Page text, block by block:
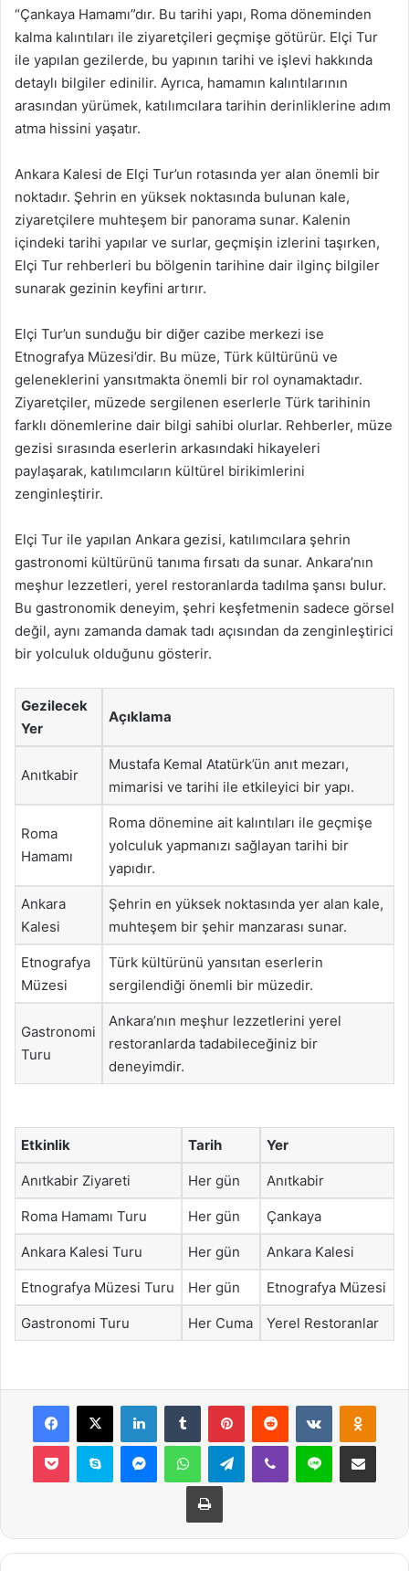
“Çankaya Hamamı”dır. Bu tarihi yapı, Roma döneminden
kalma kalıntıları ile ziyaretçileri geçmişe götürür. Elçi Tur
ile yapılan gezilerde, bu yapının tarihi ve işlevi hakkında
detaylı bilgiler edinilir. Ayrıca, hamamın kalıntılarının
arasından yürümek, katılımcılara tarihin derinliklerine adım
atma hissini yaşatır.
Ankara Kalesi de Elçi Tur’un rotasında yer alan önemli bir
noktadır. Şehrin en yüksek noktasında bulunan kale,
ziyaretçilere muhteşem bir panorama sunar. Kalenin
içindeki tarihi yapılar ve surlar, geçmişin izlerini taşırken,
Elçi Tur rehberleri bu bölgenin tarihine dair ilginç bilgiler
sunarak gezinin keyfini artırır.
Elçi Tur’un sunduğu bir diğer cazibe merkezi ise
Etnografya Müzesi’dir. Bu müze, Türk kültürünü ve
geleneklerini yansıtmakta önemli bir rol oynamaktadır.
Ziyaretçiler, müzede sergilenen eserlerle Türk tarihinin
farklı dönemlerine dair bilgi sahibi olurlar. Rehberler, müze
gezisi sırasında eserlerin arkasındaki hikayeleri
paylaşarak, katılımcıların kültürel birikimlerini
zenginleştirir.
Elçi Tur ile yapılan Ankara gezisi, katılımcılara şehrin
gastronomi kültürünü tanıma fırsatı da sunar. Ankara’nın
meşhur lezzetleri, yerel restoranlarda tadılma şansı bulur.
Bu gastronomik deneyim, şehri keşfetmenin sadece görsel
değil, aynı zamanda damak tadı açısından da zenginleştirici
bir yolculuk olduğunu gösterir.
Gezilecek
Yer
Açıklama
Anıtkabir
Mustafa Kemal Atatürk’ün anıt mezarı,
mimarisi ve tarihi ile etkileyici bir yapı.
Roma
Hamamı
Roma dönemine ait kalıntıları ile geçmişe
yolculuk yapmanızı sağlayan tarihi bir
yapıdır.
Ankara
Kalesi
Şehrin en yüksek noktasında yer alan kale,
muhteşem bir şehir manzarası sunar.
Etnografya
Müzesi
Türk kültürünü yansıtan eserlerin
sergilendiği önemli bir müzedir.
Gastronomi
Turu
Ankara’nın meşhur lezzetlerini yerel
restoranlarda tadabileceğiniz bir
deneyimdir.
Etkinlik Tarih Yer
Anıtkabir Ziyareti Her gün Anıtkabir
Roma Hamamı Turu Her gün Çankaya
Ankara Kalesi Turu Her gün Ankara Kalesi
Etnografya Müzesi Turu Her gün Etnografya Müzesi
Gastronomi Turu Her Cuma Yerel Restoranlar
Facebook
X LinkedInTumblr PinterestReddit VKontakte
Pocket Skype MessengerWhatsAppTelegramViber Line E-Posta ile
Yazdır